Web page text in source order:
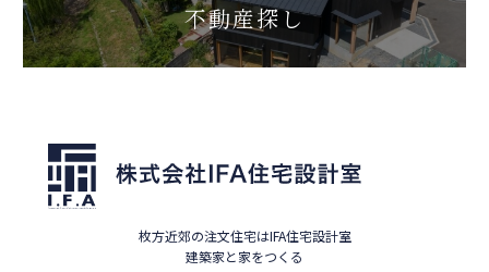
不動産探し
枚方近郊の注文住宅はIFA住宅設計室
建築家と家をつくる